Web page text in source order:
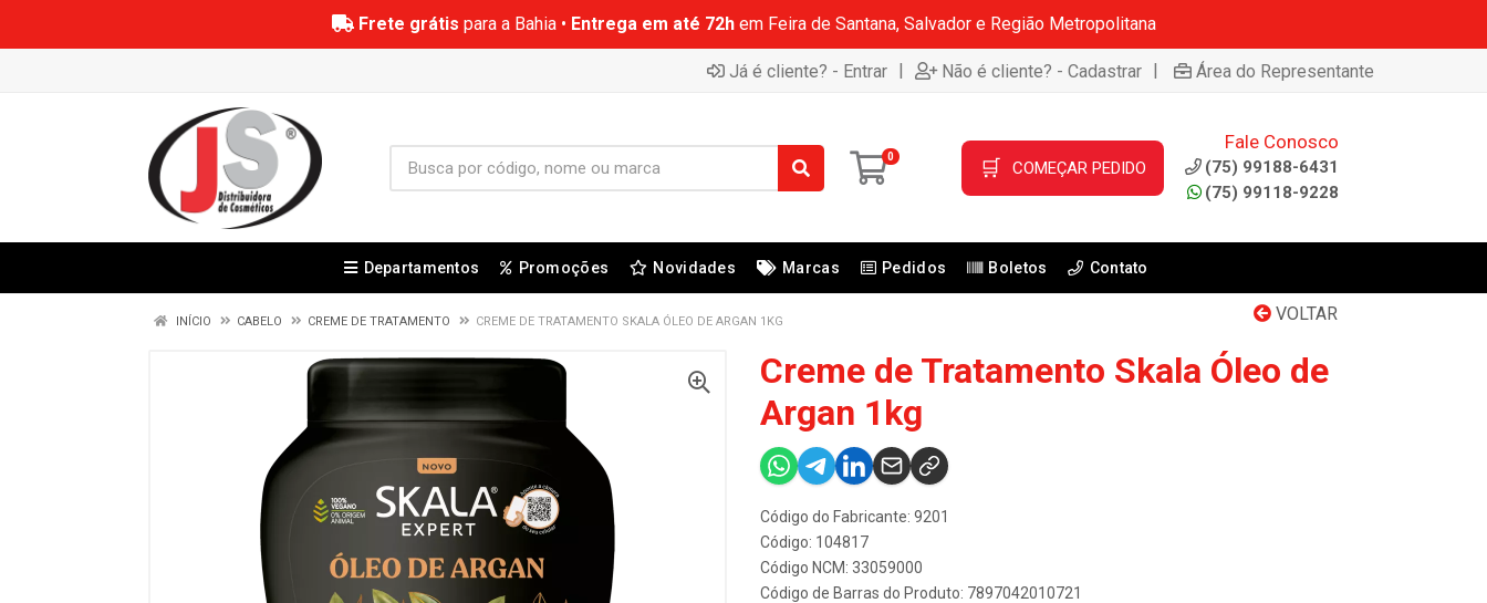
Frete grátis para a Bahia • Entrega em até 72hem Feira de Santana, Salvador e Região Metropolitana
Já é cliente? - Entrar | Não é cliente? - Cadastrar | Área do Representante
0 🛒 COMEÇAR PEDIDO
Fale Conosco
(75) 99188-6431
(75) 99118-9228
Departamentos Promoções Novidades Marcas Pedidos Boletos Contato
VOLTAR
INÍCIO CABELO CREME DE TRATAMENTO CREME DE TRATAMENTO SKALA ÓLEO DE ARGAN 1KG
Creme de Tratamento Skala Óleo de
Argan 1kg
Código do Fabricante: 9201
Código: 104817
Código NCM: 33059000
Código de Barras do Produto: 7897042010721